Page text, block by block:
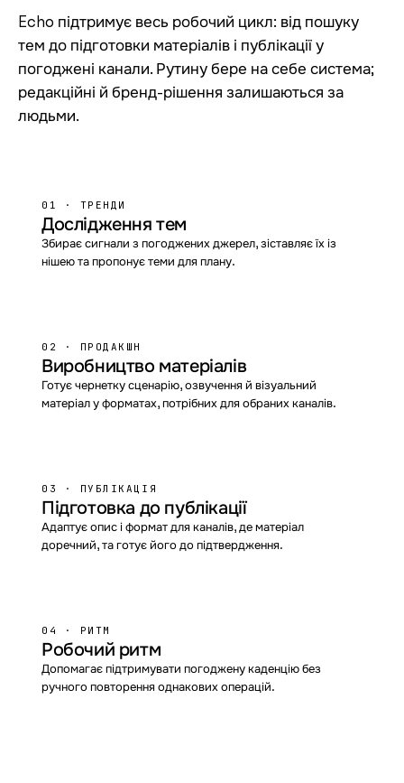
Echo підтримує весь робочий цикл: від пошуку
тем до підготовки матеріалів і публікації у
погоджені канали. Рутину бере на себе система;
редакційні й бренд-рішення залишаються за
людьми.
01 · ТРЕНДИ
Дослідження тем
Збирає сигнали з погоджених джерел, зіставляє їх із
нішею та пропонує теми для плану.
02 · ПРОДАКШН
Виробництво матеріалів
Готує чернетку сценарію, озвучення й візуальний
матеріал у форматах, потрібних для обраних каналів.
03 · ПУБЛІКАЦІЯ
Підготовка до публікації
Адаптує опис і формат для каналів, де матеріал
доречний, та готує його до підтвердження.
04 · РИТМ
Робочий ритм
Допомагає підтримувати погоджену каденцію без
ручного повторення однакових операцій.